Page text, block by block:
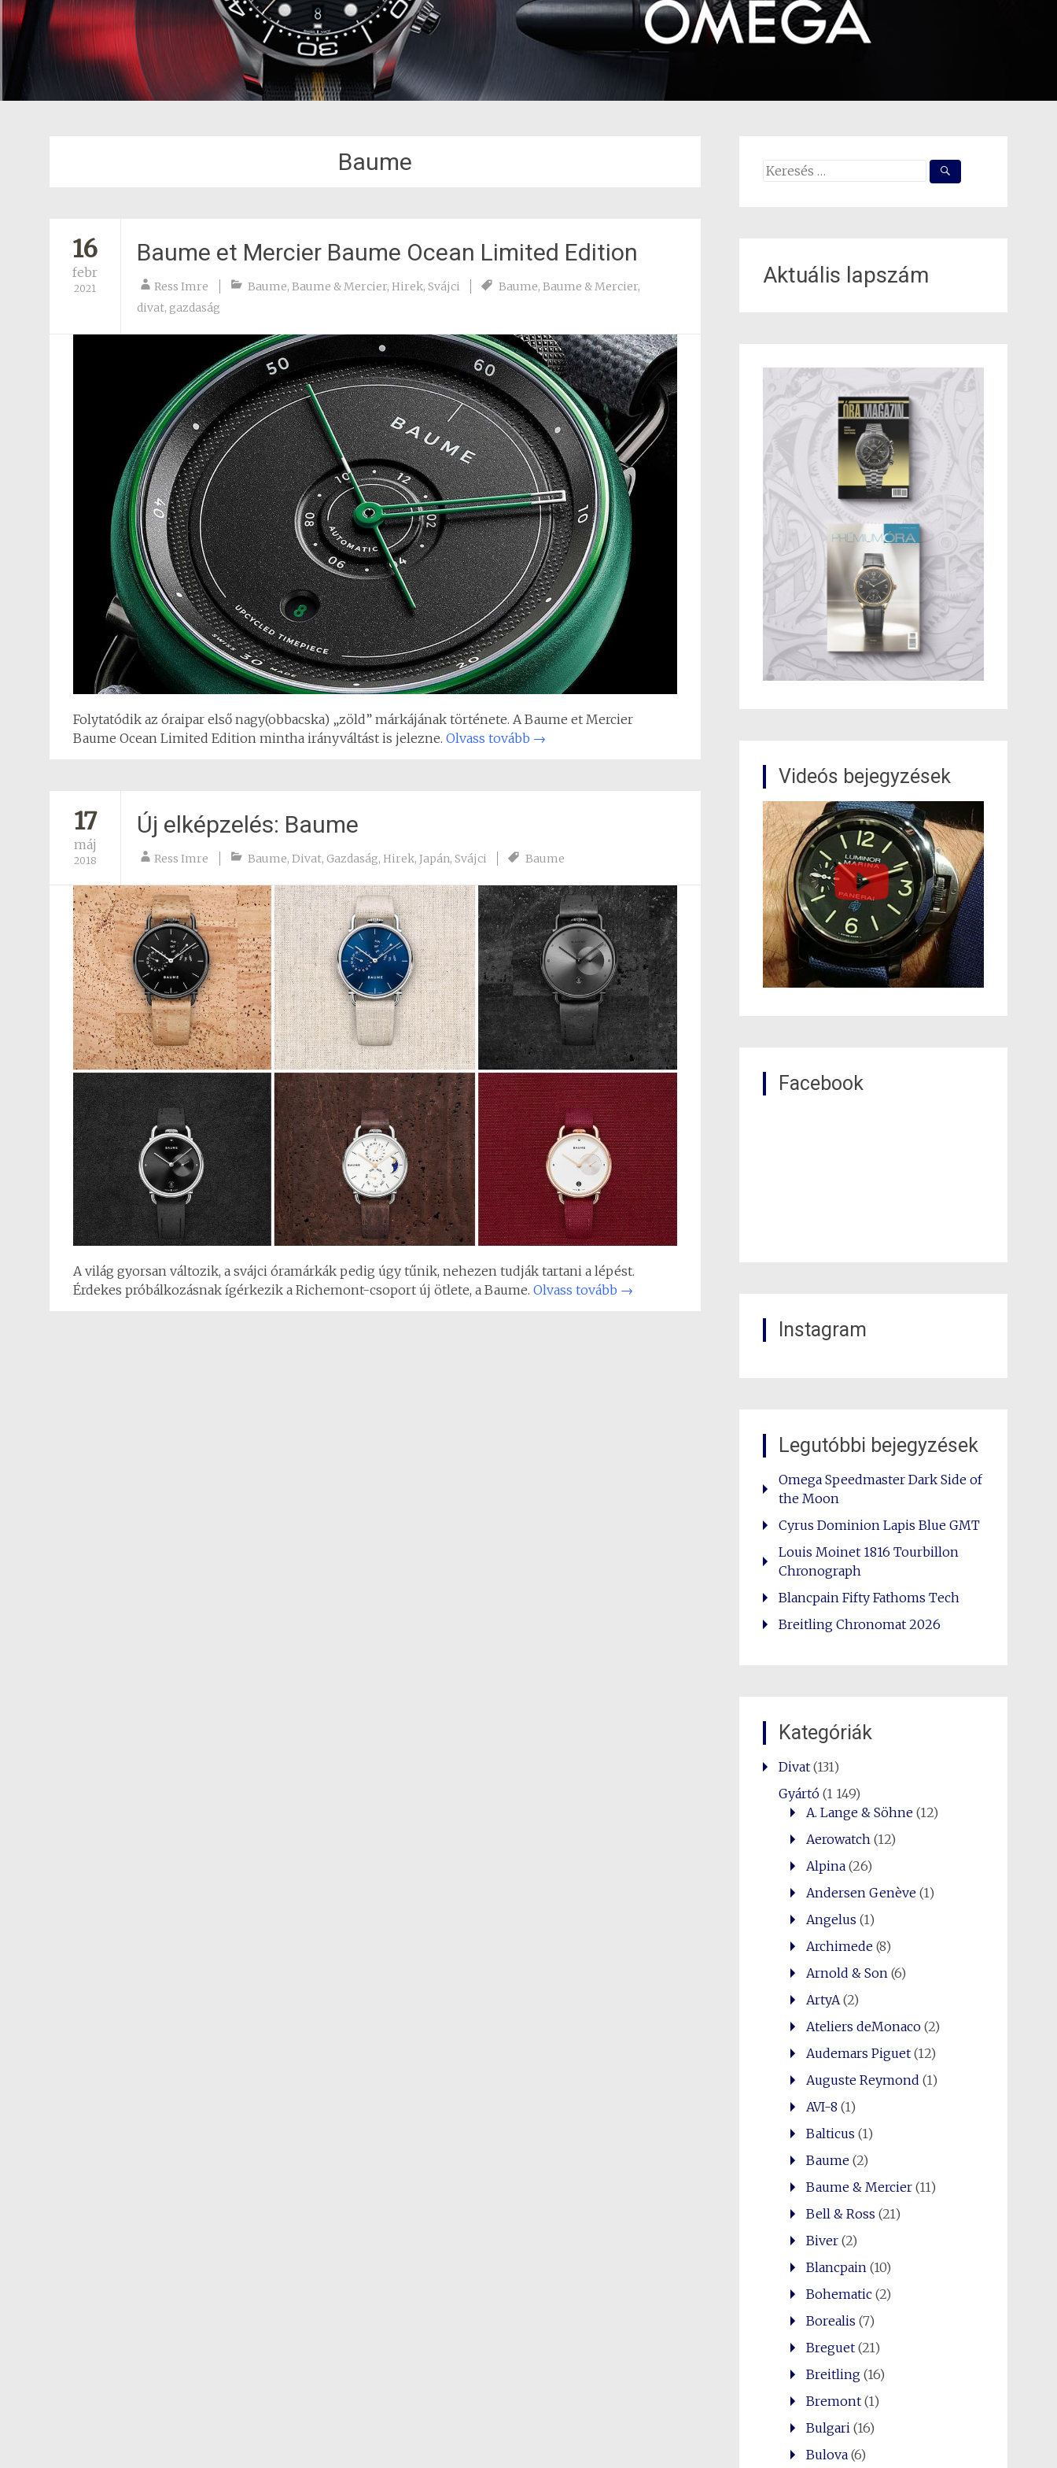
Baume
16
febr
2021
Baume et Mercier Baume Ocean Limited Edition
Ress Imre Baume, Baume & Mercier, Hirek, Svájci Baume, Baume & Mercier,
divat, gazdaság
Folytatódik az óraipar első nagy(obbacska) „zöld” márkájának története. A Baume et Mercier
Baume Ocean Limited Edition mintha irányváltást is jelezne. Olvass tovább →
17
máj
2018
Új elképzelés: Baume
Ress Imre Baume, Divat, Gazdaság, Hirek, Japán, Svájci Baume
A világ gyorsan változik, a svájci óramárkák pedig úgy tűnik, nehezen tudják tartani a lépést.
Érdekes próbálkozásnak ígérkezik a Richemont-csoport új ötlete, a Baume. Olvass tovább →
Search
Aktuális lapszám
Videós bejegyzések
Facebook
Instagram
Legutóbbi bejegyzések
Omega Speedmaster Dark Side of
the Moon
Cyrus Dominion Lapis Blue GMT
Louis Moinet 1816 Tourbillon
Chronograph
Blancpain Fifty Fathoms Tech
Breitling Chronomat 2026
Kategóriák
Divat(131)
Gyártó(1 149)
A. Lange & Söhne(12)
Aerowatch (12)
Alpina(26)
Andersen Genève(1)
Angelus (1)
Archimede(8)
Arnold & Son (6)
ArtyA (2)
Ateliers deMonaco(2)
Audemars Piguet(12)
Auguste Reymond (1)
AVI-8 (1)
Balticus (1)
Baume(2)
Baume & Mercier(11)
Bell & Ross (21)
Biver(2)
Blancpain (10)
Bohematic(2)
Borealis (7)
Breguet(21)
Breitling(16)
Bremont(1)
Bulgari (16)
Bulova(6)